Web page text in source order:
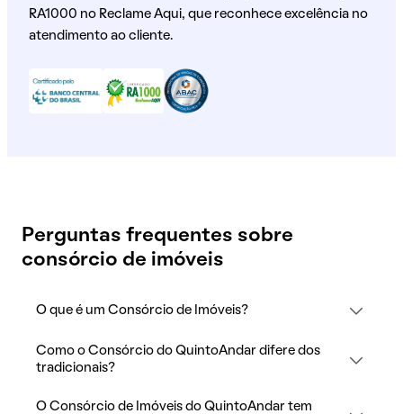
RA1000 no Reclame Aqui, que reconhece excelência no
atendimento ao cliente.
Perguntas frequentes sobre
consórcio de imóveis
O que é um Consórcio de Imóveis?
Como o Consórcio do QuintoAndar difere dos
tradicionais?
O Consórcio de Imóveis do QuintoAndar tem